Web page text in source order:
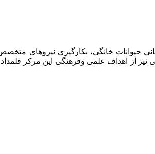
درمانگاه، توسعه بخش درمانی حیوانات خانگی،
نیز از اهداف علمی وفرهنگی این مرکز